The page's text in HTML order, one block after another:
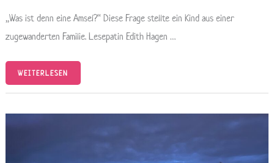
„Was ist denn eine Amsel?“ Diese Frage stellte ein Kind aus einer
zugewanderten Familie. Lesepatin Edith Hagen …
WEITERLESEN
WENN